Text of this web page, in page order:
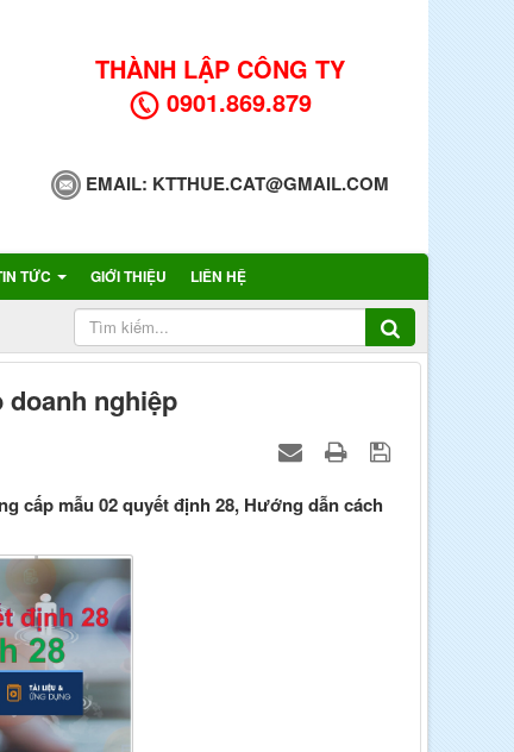
THÀNH LẬP CÔNG TY
0901.869.879
EMAIL: KTTHUE.CAT@GMAIL.COM
TỨC GIỚI THIỆU LIÊN HỆ
nghiệp
cấp mẫu 02 quyết định 28, Hướng dẫn cách